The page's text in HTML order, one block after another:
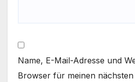
Name, E-Mail-Adresse und
Browser für meinen